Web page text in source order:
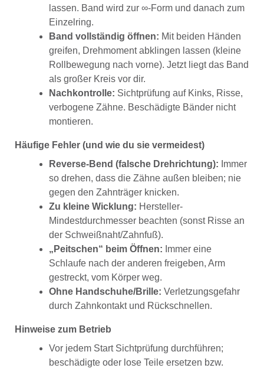
lassen. Band wird zur ∞-Form und danach zum
Einzelring.
Band vollständig öffnen: Mit beiden Händen
greifen, Drehmoment abklingen lassen (kleine
Rollbewegung nach vorne). Jetzt liegt das Band
als großer Kreis vor dir.
Nachkontrolle: Sichtprüfung auf Kinks, Risse,
verbogene Zähne. Beschädigte Bänder nicht
montieren.
Häufige Fehler (und wie du sie vermeidest)
Reverse-Bend (falsche Drehrichtung): Immer
so drehen, dass die Zähne außen bleiben; nie
gegen den Zahnträger knicken.
Zu kleine Wicklung: Hersteller-
Mindestdurchmesser beachten (sonst Risse an
der Schweißnaht/Zahnfuß).
„Peitschen“ beim Öffnen: Immer eine
Schlaufe nach der anderen freigeben, Arm
gestreckt, vom Körper weg.
Ohne Handschuhe/Brille: Verletzungsgefahr
durch Zahnkontakt und Rückschnellen.
Hinweise zum Betrieb
Vor jedem Start Sichtprüfung durchführen;
beschädigte oder lose Teile ersetzen bzw.